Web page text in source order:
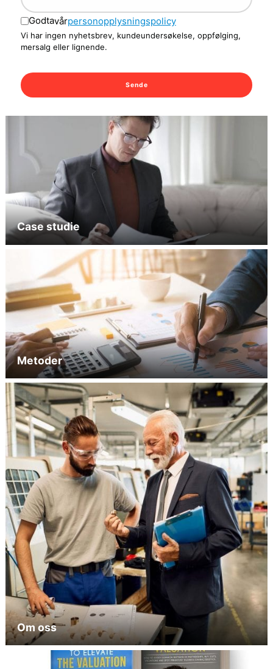
Godtavårpersonopplysningspolicy
Vi har ingen nyhetsbrev, kundeundersøkelse, oppfølging,
mersalg eller lignende.
Sende
Case studie
Metoder
Om oss